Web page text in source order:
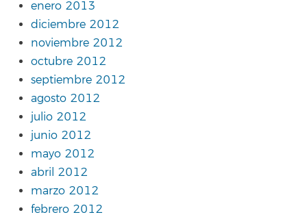
enero 2013
diciembre 2012
noviembre 2012
octubre 2012
septiembre 2012
agosto 2012
julio 2012
junio 2012
mayo 2012
abril 2012
marzo 2012
febrero 2012